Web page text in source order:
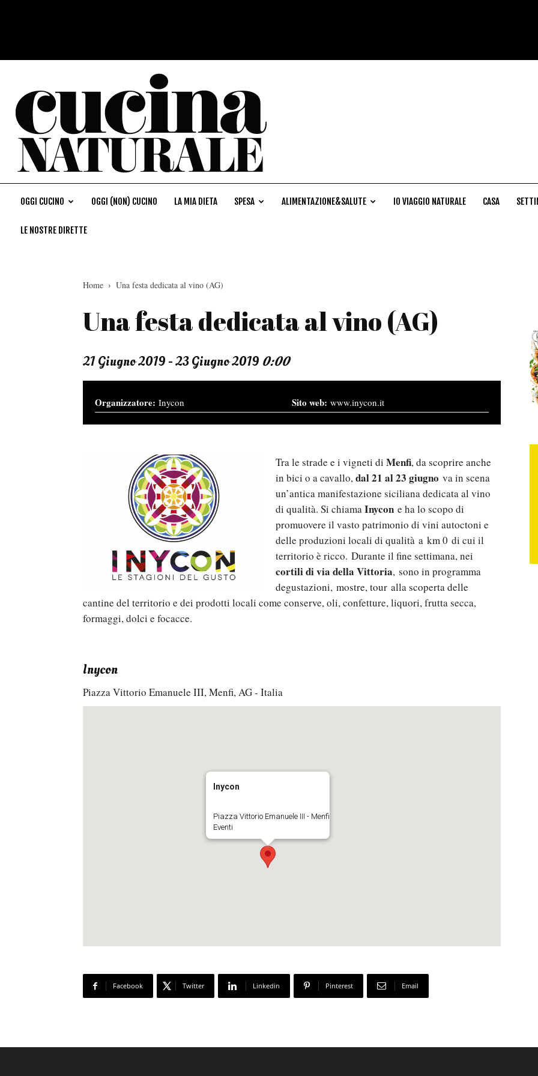
OGGI CUCINO OGGI (NON) CUCINO LA MIA DIETA SPESA ALIMENTAZIONE&SALUTE IO VIAGGIO NATURALE CASA
LE NOSTRE DIRETTE
Home Una festa dedicata al vino (AG)
Una festa dedicata al vino (AG)
21 Giugno 2019 - 23 Giugno 2019 0:00
Inycon www.inycon.it
Tra le strade e i vigneti di Menfi, da scoprire anche
in bici o a cavallo,dal 21 al 23 giugno va in scena
un’antica manifestazione siciliana dedicata al vino
di qualità. Si chiamaInycon e ha lo scopo di
promuovere il vasto patrimonio di vini autoctoni e
delle produzioni locali di qualità a km 0 di cui il
territorio è ricco. Durante il fine settimana, nei
cortili di via della Vittoria, sono in programma
degustazioni, mostre, tour alla scoperta delle
cantine del territorio e dei prodotti locali come conserve, oli, confetture, liquori, frutta secca,
formaggi, dolci e focacce.
Inycon
Piazza Vittorio Emanuele III, Menfi, AG - Italia
Inycon
Piazza Vittorio Emanuele III - Menfi
Eventi
Facebook Twitter Linkedin Pinterest Email